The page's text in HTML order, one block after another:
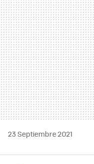
23 Septiembre 2021